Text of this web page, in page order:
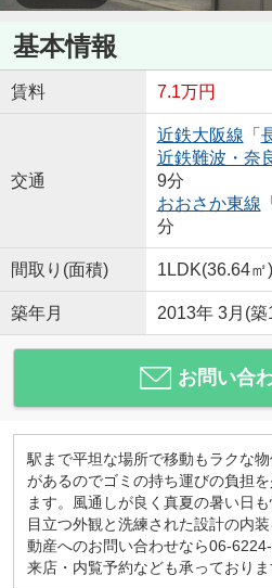
基本情報
賃料 7.1万円
交通
近鉄大阪線 「
近鉄難波・奈
9分
おおさか東線 「
分
間取り(面積) 1LDK(36.64㎡)
築年月 2013年 3月(築
お問い合
駅まで平坦な場所で移動もラクな
があるのでゴミの持ち運びの負担
ます。風通しが良く真夏の暑い日
目立つ外観と洗練された設計の内
動産へのお問い合わせなら06-
来店・内覧予約なども承っておりま